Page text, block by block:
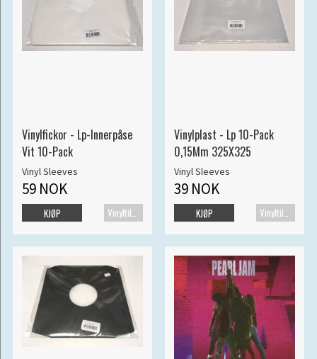
Vinylfickor - Lp-Innerpåse
Vit 10-Pack
Vinyl Sleeves
59 NOK
KJØP
Vinylplast - Lp 10-Pack
0,15Mm 325X325
Vinyl Sleeves
39 NOK
KJØP